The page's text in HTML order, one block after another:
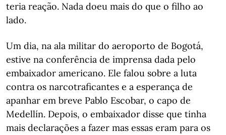
teria reação. Nada doeu mais do que o filho ao
lado.
Um dia, na ala militar do aeroporto de Bogotá,
estive na conferência de imprensa dada pelo
embaixador americano. Ele falou sobre a luta
contra os narcotraficantes e a esperança de
apanhar em breve Pablo Escobar, o capo de
Medellín. Depois, o embaixador disse que tinha
mais declarações a fazer mas essas eram para os